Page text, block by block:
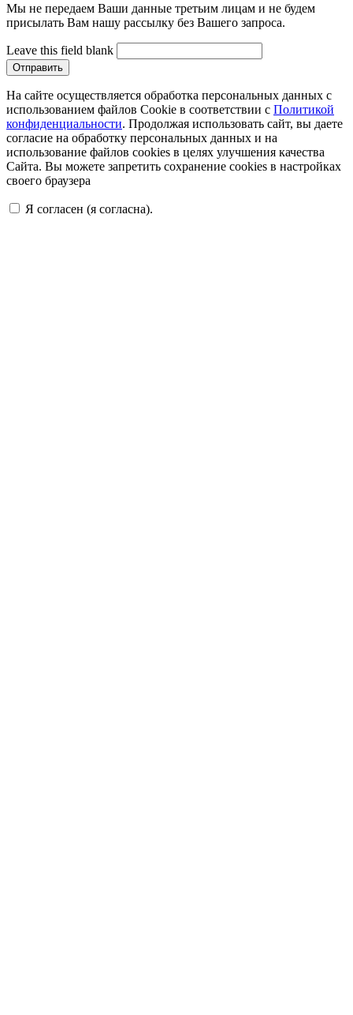
Мы не передаем Ваши данные третьим лицам и не будем
присылать Вам нашу рассылку без Вашего запроса.
Leave this field blank
На сайте осуществляется обработка персональных данных с
использованием файлов Cookie в соответствии с Политикой
конфиденциальности. Продолжая использовать сайт, вы даете
согласие на обработку персональных данных и на
использование файлов cookies в целях улучшения качества
Сайта. Вы можете запретить сохранение cookies в настройках
своего браузера
Я согласен (я согласна).